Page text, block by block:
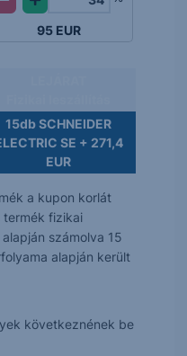
95 EUR
15db SCHNEIDER
SE + 271,4
EUR
a kupon korlát
termék fizikai
számolva 15
alapján került
következnének be